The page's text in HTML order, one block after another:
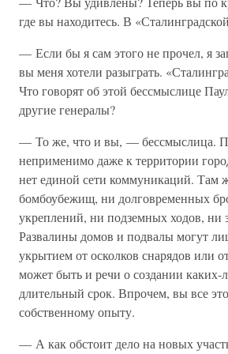
где вы находитесь. В
— Если бы я сам этого не прочел, я
вы меня хотели разыграть.
Что говорят об этой бессмыслице
другие генералы?
— То же, что и вы, — бессмыслица.
неприменимо даже к территории
нет единой сети коммуникаций. Там
бомбоубежищ, ни долговременных
укреплений, ни подземных ходов, ни
Развалины домов и подвалы могут
укрытием от осколков снарядов или
может быть и речи о создании каких-
длительный срок. Впрочем, вы все
собственному опыту.
— А как обстоит дело на новых